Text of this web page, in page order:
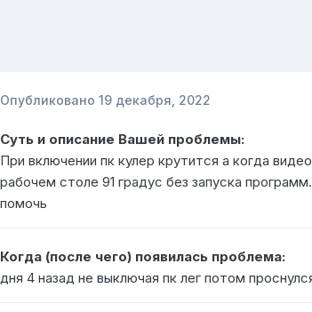
Опубликовано 19 декабря, 2022
Суть и описание Вашей проблемы:
При включении пк кулер крутится а когда
рабочем столе 91 градус без запуска
помочь
Когда (после чего) появилась проблема:
дня 4 назад не выключая пк лег потом